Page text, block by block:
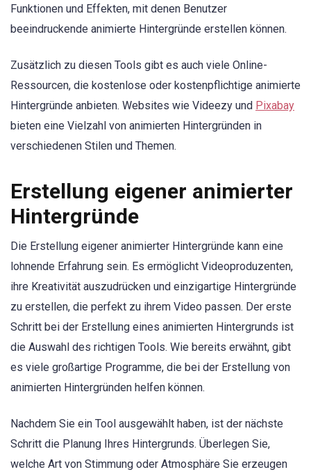
Funktionen und Effekten, mit denen Benutzer
beeindruckende animierte Hintergründe erstellen können.
Zusätzlich zu diesen Tools gibt es auch viele Online-
Ressourcen, die kostenlose oder kostenpflichtige animierte
Hintergründe anbieten. Websites wie Videezy und Pixabay
bieten eine Vielzahl von animierten Hintergründen in
verschiedenen Stilen und Themen.
Erstellung eigener animierter
Hintergründe
Die Erstellung eigener animierter Hintergründe kann eine
lohnende Erfahrung sein. Es ermöglicht Videoproduzenten,
ihre Kreativität auszudrücken und einzigartige Hintergründe
zu erstellen, die perfekt zu ihrem Video passen. Der erste
Schritt bei der Erstellung eines animierten Hintergrunds ist
die Auswahl des richtigen Tools. Wie bereits erwähnt, gibt
es viele großartige Programme, die bei der Erstellung von
animierten Hintergründen helfen können.
Nachdem Sie ein Tool ausgewählt haben, ist der nächste
Schritt die Planung Ihres Hintergrunds. Überlegen Sie,
welche Art von Stimmung oder Atmosphäre Sie erzeugen